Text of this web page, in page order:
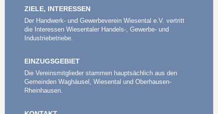
ZIELE, INTERESSEN
Der Handwerk- und Gewerbeverein Wiesental e.V. vertritt
die Interessen Wiesentaler Handels-, Gewerbe- und
Industriebetriebe.
EINZUGSGEBIET
Die Vereinsmitglieder stammen hauptsächlich aus den
Gemeinden Waghäusel, Wiesental und Oberhausen-
Rheinhausen.